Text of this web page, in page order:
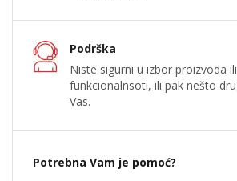
Podrška
Niste sigurni u izbor proizvoda
funkcionalnsoti, ili pak nešto
Vas.
Potrebna Vam je pomoć?